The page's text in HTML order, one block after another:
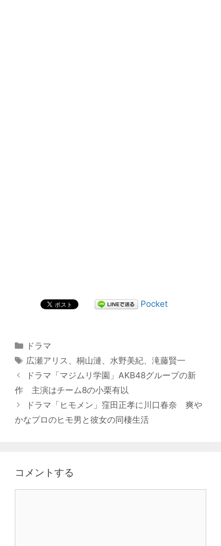
Pocket
カ
テ
リ
ー
ドラマ
タ
グ
広瀬アリス 、桐山漣、水野美紀、滝藤賢一
投
稿
ゲ
ン
ドラマ「マジムリ学園」AKB48グループの新
作 主演はチーム8の小栗有以
ドラマ「ヒモメン」窪田正孝に川口春奈 爽や
かなプロのヒモ男と彼女の同棲生活
コメントする